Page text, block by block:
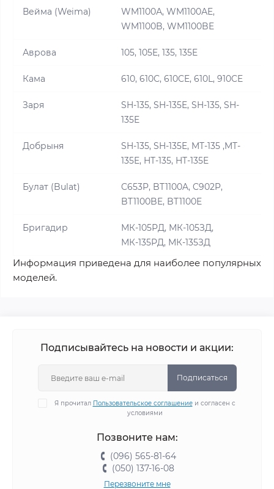
Вейма (Weima)
WM1100А, WM1100АE,
WM1100B, WM1100BE
Аврова 105, 105E, 135, 135E
Кама 610, 610С, 610CE, 610L, 910CE
Заря
SH-135, SH-135E, SH-135, SH-
135E
Добрыня
SH-135, SH-135E, MT-135 ,MT-
135E, HT-135, HT-135E
Булат (Bulat)
C653P, BT1100A, C902P,
BT1100BE, BT1100E
Бригадир
МК-105РД, МК-105ЗД,
МК-135РД, МК-135ЗД
Информация приведена для наиболее популярных
моделей.
Подписывайтесь на новости и акции:
Подписаться
Я прочитал Пользовательское соглашениеи согласен с
условиями
Позвоните нам:
(096) 565-81-64
(050) 137-16-08
Перезвоните мне